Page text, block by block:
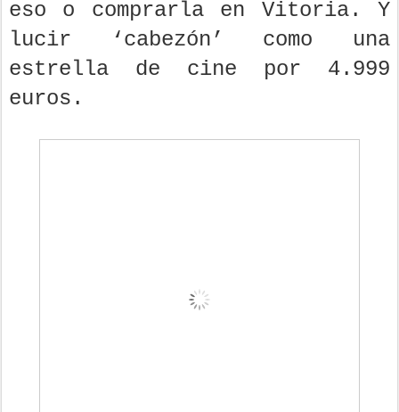
eso o comprarla en Vitoria. Y
lucir ‘cabezón’ como una
estrella de cine por 4.999
euros.